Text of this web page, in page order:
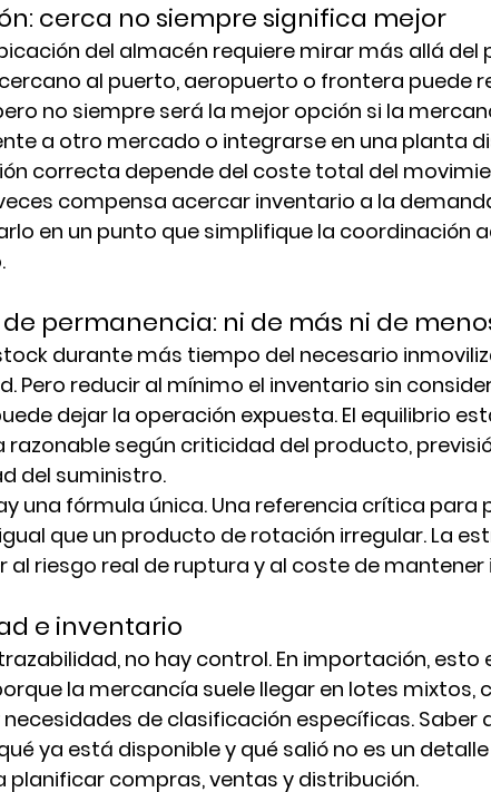
cerca no siempre significa mejor
del almacén requiere mirar más allá del
al puerto, aeropuerto o frontera puede
no siempre será la mejor opción si la
a otro mercado o integrarse en una planta
correcta depende del coste total del
compensa acercar inventario a la
en un punto que simplifique la coordinación
permanencia: ni de más ni de
durante más tiempo del necesario
Pero reducir al mínimo el inventario sin
dejar la operación expuesta. El equilibrio
razonable según criticidad del producto,
del suministro.
una fórmula única. Una referencia crítica para
que un producto de rotación irregular. La
al riesgo real de ruptura y al coste de mantener
e inventario
no hay control. En importación,
la mercancía suele llegar en lotes mixtos,
de clasificación específicas. Saber
ya está disponible y qué salió no es un
planificar compras, ventas y distribución.